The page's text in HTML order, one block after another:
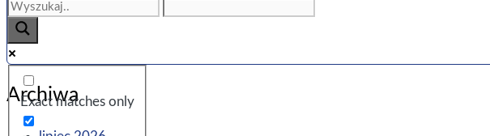
Exact matches only
Archiwa